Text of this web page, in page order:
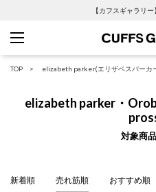
【カフスギャラリ
TOP elizabeth parker(エリザベスパーカ
elizabeth parker・
対象商品
新着順 売れ筋順 おすすめ順